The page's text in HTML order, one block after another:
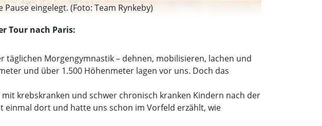
eingelegt. (Foto: Team Rynkeby)
Tour nach Paris:
Morgengymnastik – dehnen, mobilisieren, lachen und
und über 1.500 Höhenmeter lagen vor uns. Doch das
krebskranken und schwer chronisch kranken Kindern nach der
einmal dort und hatte uns schon im Vorfeld erzählt, wie